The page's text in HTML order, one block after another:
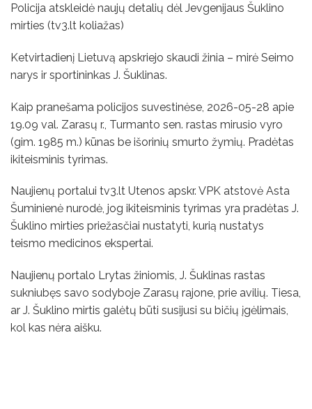
Policija atskleidė naujų detalių dėl Jevgenijaus Šuklino
mirties (tv3.lt koliažas)
Ketvirtadienį Lietuvą apskriejo skaudi žinia – mirė Seimo
narys ir sportininkas J. Šuklinas.
Kaip pranešama policijos suvestinėse, 2026-05-28 apie
19.09 val. Zarasų r., Turmanto sen. rastas mirusio vyro
(gim. 1985 m.) kūnas be išorinių smurto žymių. Pradėtas
ikiteisminis tyrimas.
Naujienų portalui tv3.lt Utenos apskr. VPK atstovė Asta
Šuminienė nurodė, jog ikiteisminis tyrimas yra pradėtas J.
Šuklino mirties priežasčiai nustatyti, kurią nustatys
teismo medicinos ekspertai.
Naujienų portalo Lrytas žiniomis, J. Šuklinas rastas
sukniubęs savo sodyboje Zarasų rajone, prie avilių. Tiesa,
ar J. Šuklino mirtis galėtų būti susijusi su bičių įgėlimais,
kol kas nėra aišku.